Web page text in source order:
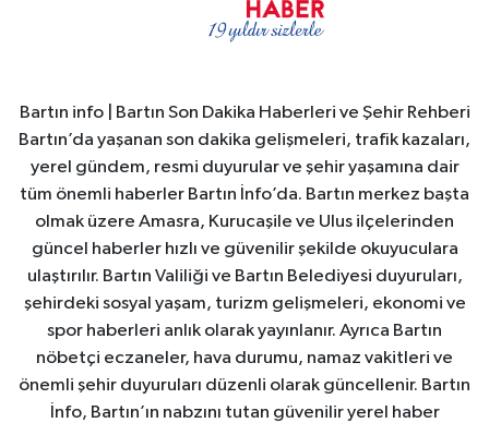
Bartın info | Bartın Son Dakika Haberleri ve Şehir Rehberi
Bartın’da yaşanan son dakika gelişmeleri, trafik kazaları,
yerel gündem, resmi duyurular ve şehir yaşamına dair
tüm önemli haberler Bartın İnfo’da. Bartın merkez başta
olmak üzere Amasra, Kurucaşile ve Ulus ilçelerinden
güncel haberler hızlı ve güvenilir şekilde okuyuculara
ulaştırılır. Bartın Valiliği ve Bartın Belediyesi duyuruları,
şehirdeki sosyal yaşam, turizm gelişmeleri, ekonomi ve
spor haberleri anlık olarak yayınlanır. Ayrıca Bartın
nöbetçi eczaneler, hava durumu, namaz vakitleri ve
önemli şehir duyuruları düzenli olarak güncellenir. Bartın
İnfo, Bartın’ın nabzını tutan güvenilir yerel haber